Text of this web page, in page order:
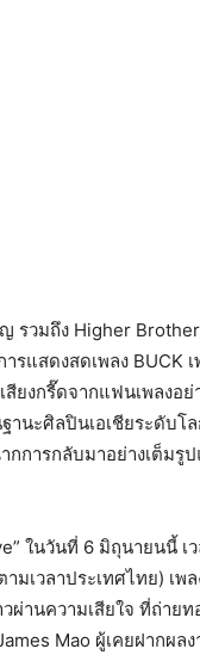
รวมถึง Higher
รแสดงสดเพลง BUCK
ยงกรี๊ดจากแฟนเพลงอย่
านะศิลปินเอเชียระดับ
การกลับมาอย่างเต็มรู
ในวันที่ 6 มิถุนายนนี้ เ
มเวลาประเทศไทย) เพ
ผ่านความเสียใจ ที่ถ่าย
Mao ผู้เคยฝากผล